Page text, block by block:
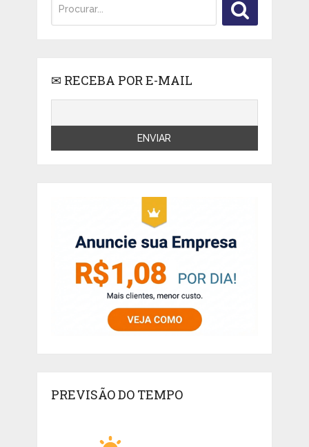
✉ RECEBA POR E-MAIL
PREVISÃO DO TEMPO